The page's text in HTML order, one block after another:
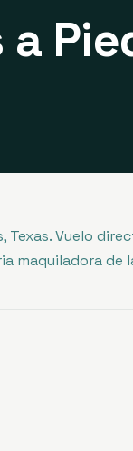
a
Texas. Vuelo
maquiladora de